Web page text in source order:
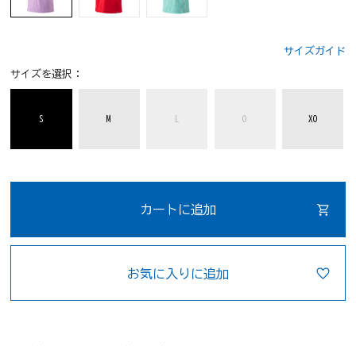
サイズガイド
サイズを選択：
S M O XO
カートに追加
お気に入りに追加